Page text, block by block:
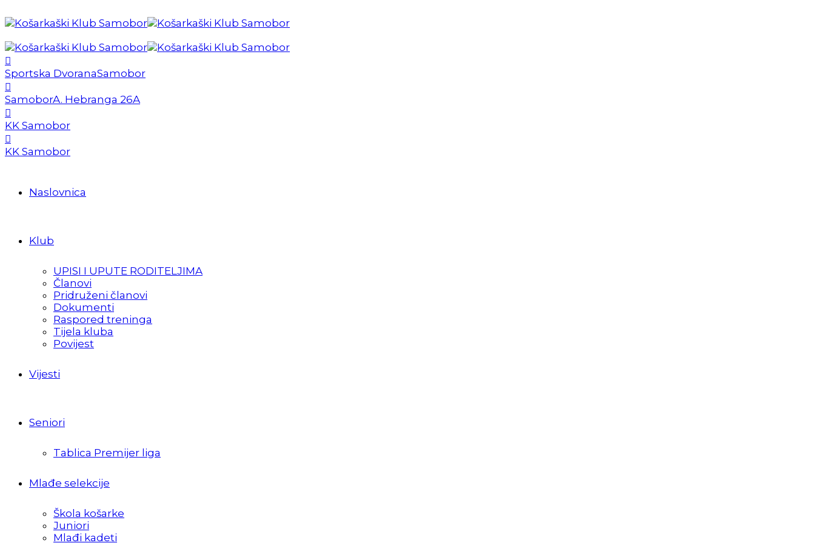
Sportska DvoranaSamobor
SamoborA. Hebranga 26A
KK Samobor
KK Samobor
Naslovnica
Klub
UPISI I UPUTE RODITELJIMA
Članovi
Pridruženi članovi
Dokumenti
Raspored treninga
Tijela kluba
Povijest
Vijesti
Seniori
Tablica Premijer liga
Mlađe selekcije
Škola košarke
Juniori
Mlađi kadeti